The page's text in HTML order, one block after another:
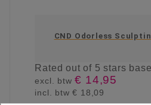
CND Odorless
Ratedout of 5 stars
excl. btw€ 14,95
incl. btw€ 18,09